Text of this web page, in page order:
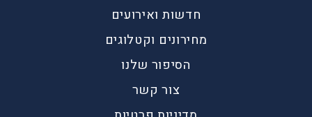
חדשות ואירועים
מחירונים וקטלוגים
הסיפור שלנו
צור קשר